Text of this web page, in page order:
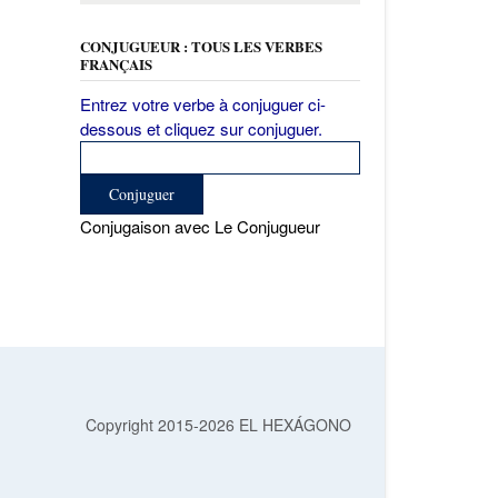
CONJUGUEUR : TOUS LES VERBES
FRANÇAIS
Entrez votre verbe à conjuguer ci-
dessous et cliquez sur conjuguer.
Conjugaison avec Le Conjugueur
Copyright 2015-2026 EL HEXÁGONO